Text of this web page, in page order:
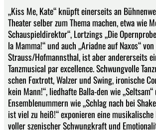
„Kiss Me, Kate“ knüpft einerseits an
Theater selber zum Thema machen, etwa wie
Schauspieldirektor“, Lortzings „Die
la Mamma!“ und auch „Ariadne auf Naxos“ von
Strauss/Hofmannsthal, ist aber andererseits
Tanzmusical par excellence. Schwungvolle
schen Foxtrott, Walzer und Swing, ironische
kein Mann!“, liedhafte Balla-den wie
Ensemblenummern wie „Schlag nach bei
ist viel zu heiß!“ exponieren eine
voller szenischer Schwungkraft und